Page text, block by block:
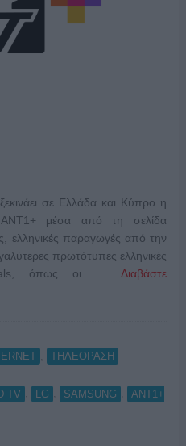
σε Ελλάδα και Κύπρο η
μέσα από τη σελίδα
ελληνικές παραγωγές από την
πρωτότυπες ελληνικές
όπως οι …Διαβάστε
ΤΗΛΕΟΡΑΣΗ
TV LG SAMSUNG
ΑΝT1+